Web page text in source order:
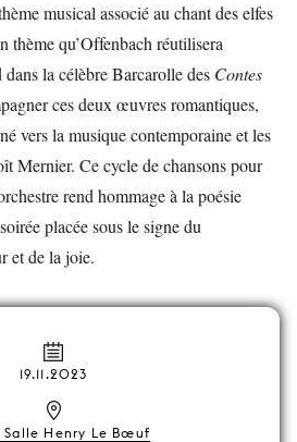
musical associé au chant des elfes
thème qu’Offenbach réutilisera
la célèbre Barcarolle des Contes
ces deux œuvres romantiques,
vers la musique contemporaine et les
Mernier. Ce cycle de chansons pour
rend hommage à la poésie
placée sous le signe du
et de la joie.
19.11.2023
Salle Henry Le Bœuf